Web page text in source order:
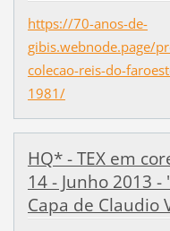
https://70-anos-de-
gibis.webnode.page/
colecao-reis-do-
1981/
HQ* - TEX em
14 - Junho 2013
Capa de Claudio